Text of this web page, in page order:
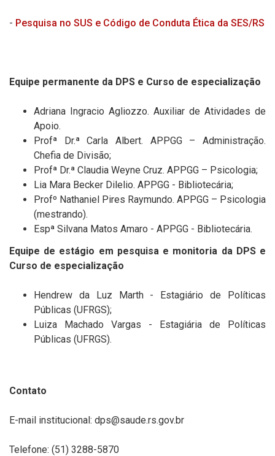
- Pesquisa no SUS e Código de Conduta Ética da SES/RS
Equipe permanente da DPS e Curso de especialização
Adriana Ingracio Agliozzo. Auxiliar de Atividades de
Apoio.
Profª Dr.ª Carla Albert. APPGG – Administração.
Chefia de Divisão;
Profª Dr.ª Claudia Weyne Cruz. APPGG – Psicologia;
Lia Mara Becker Dilelio. APPGG - Bibliotecária;
Profº Nathaniel Pires Raymundo. APPGG – Psicologia
(mestrando).
Espª Silvana Matos Amaro - APPGG - Bibliotecária.
Equipe de estágio em pesquisa e monitoria da DPS e
Curso de especialização
Hendrew da Luz Marth - Estagiário de Políticas
Públicas (UFRGS);
Luiza Machado Vargas - Estagiária de Políticas
Públicas (UFRGS).
Contato
E-mail institucional: dps@saude.rs.gov.br
Telefone: (51) 3288-5870